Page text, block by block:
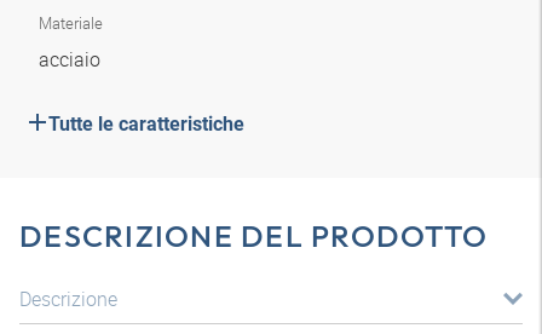
Materiale
acciaio
Tutte le caratteristiche
DESCRIZIONE DEL PRODOTTO
Descrizione